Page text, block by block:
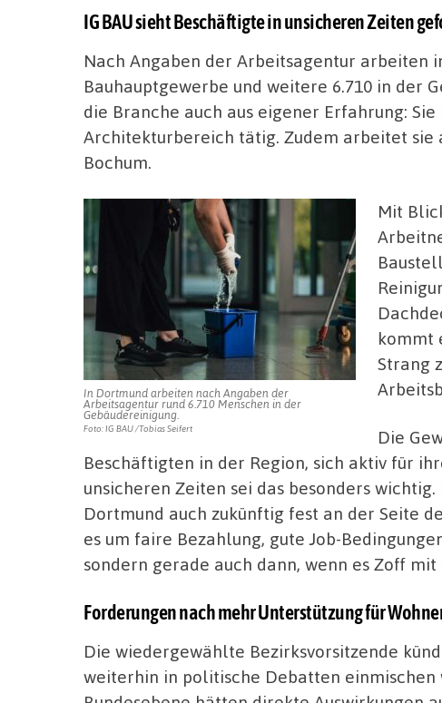
IG BAU sieht Beschäftigte in unsicheren Zeiten
Nach Angaben der Arbeitsagentur arbeiten
Bauhauptgewerbe und weitere 6.710 in der
die Branche auch aus eigener Erfahrung:
Architekturbereich tätig. Zudem arbeitet sie
Bochum.
In Dortmund arbeiten nach Angaben der
Arbeitsagentur rund 6.710 Menschen in der
Gebäudereinigung.
Foto: IG BAU /Tobias Seifert
Mit
kommt
Strang
Die
Beschäftigten in der Region, sich aktiv für
unsicheren Zeiten sei das besonders
Dortmund auch zukünftig fest an der Seite
es um faire Bezahlung, gute Job-
sondern gerade auch dann, wenn es Zoff
Forderungen nach mehr Unterstützung für
Die wiedergewählte Bezirksvorsitzende
weiterhin in politische Debatten einmischen